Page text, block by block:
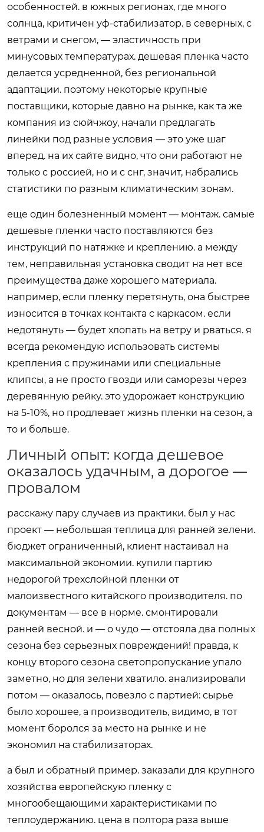
особенностей. в южных регионах, где много
солнца, критичен уф-стабилизатор. в северных, с
ветрами и снегом, — эластичность при
минусовых температурах. дешевая пленка часто
делается усредненной, без региональной
адаптации. поэтому некоторые крупные
поставщики, которые давно на рынке, как та же
компания из сюйчжоу, начали предлагать
линейки под разные условия — это уже шаг
вперед. на их сайте видно, что они работают не
только с россией, но и с снг, значит, набрались
статистики по разным климатическим зонам.
еще один болезненный момент — монтаж. самые
дешевые пленки часто поставляются без
инструкций по натяжке и креплению. а между
тем, неправильная установка сводит на нет все
преимущества даже хорошего материала.
например, если пленку перетянуть, она быстрее
износится в точках контакта с каркасом. если
недотянуть — будет хлопать на ветру и рваться. я
всегда рекомендую использовать системы
крепления с пружинами или специальные
клипсы, а не просто гвозди или саморезы через
деревянную рейку. это удорожает конструкцию
на 5-10%, но продлевает жизнь пленки на сезон, а
то и больше.
Личный опыт: когда дешевое
оказалось удачным, а дорогое —
провалом
расскажу пару случаев из практики. был у нас
проект — небольшая теплица для ранней зелени.
бюджет ограниченный, клиент настаивал на
максимальной экономии. купили партию
недорогой трехслойной пленки от
малоизвестного китайского производителя. по
документам — все в норме. смонтировали
ранней весной. и — о чудо — отстояла два полных
сезона без серьезных повреждений! правда, к
концу второго сезона светопропускание упало
заметно, но для зелени хватило. анализировали
потом — оказалось, повезло с партией: сырье
было хорошее, а производитель, видимо, в тот
момент боролся за место на рынке и не
экономил на стабилизаторах.
а был и обратный пример. заказали для крупного
хозяйства европейскую пленку с
многообещающими характеристиками по
теплоудержанию. цена в полтора раза выше